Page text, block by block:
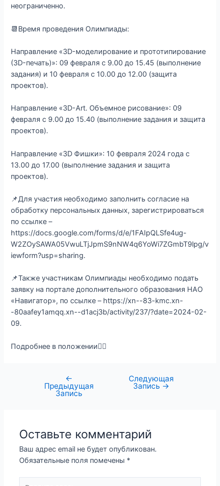
неограниченно.
📆Время проведения Олимпиады:
Направление «3D-моделирование и прототипирование
(3D-печать)»: 09 февраля с 9.00 до 15.45 (выполнение
задания) и 10 февраля с 10.00 до 12.00 (защита
проектов).
Направление «3D-Art. Объемное рисование»: 09
февраля с 9.00 до 15.40 (выполнение задания и защита
проектов).
Направление «3D Фишки»: 10 февраля 2024 года с
13.00 до 17.00 (выполнение задания и защита
проектов).
📌Для участия необходимо заполнить согласие на
обработку персональных данных, зарегистрироваться
по ссылке –
https://docs.google.com/forms/d/e/1FAIpQLSfe4ug-
W2ZOySAWA05VwuLTjJpmS9nNW4q6YoWi7ZGmbT9lpg/v
iewform?usp=sharing.
📌Также участникам Олимпиады необходимо подать
заявку на портале дополнительного образования НАО
«Навигатор», по ссылке – https://xn--83-kmc.xn-
-80aafey1amqq.xn--d1acj3b/activity/237/?date=2024-02-
09.
Подробнее в положении👇🏻
←
Предыдущая
Запись
Следующая
Запись →
Оставьте комментарий
Ваш адрес email не будет опубликован.
Обязательные поля помечены *